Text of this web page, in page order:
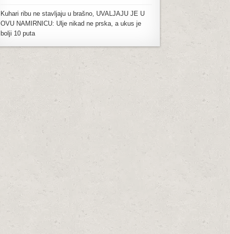
Kuhari ribu ne stavljaju u brašno, UVALJAJU JE U
OVU NAMIRNICU: Ulje nikad ne prska, a ukus je
bolji 10 puta